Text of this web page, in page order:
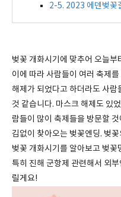
2-5. 2023 에덴벚꽃
벚꽃 개화시기에 맞추어 오늘
이에 따라 사람들이 여러 축제
해제가 되었다고 하더라도 사람
것 같습니다. 마스크 해제도 있
람들이 많이 축제들을 방문할
김없이 찾아오는 벚꽃엔딩. 벚
벚꽃 개화시기를 알아보고 벚
특히 진해 군항제 관련해서 외
릴게요!